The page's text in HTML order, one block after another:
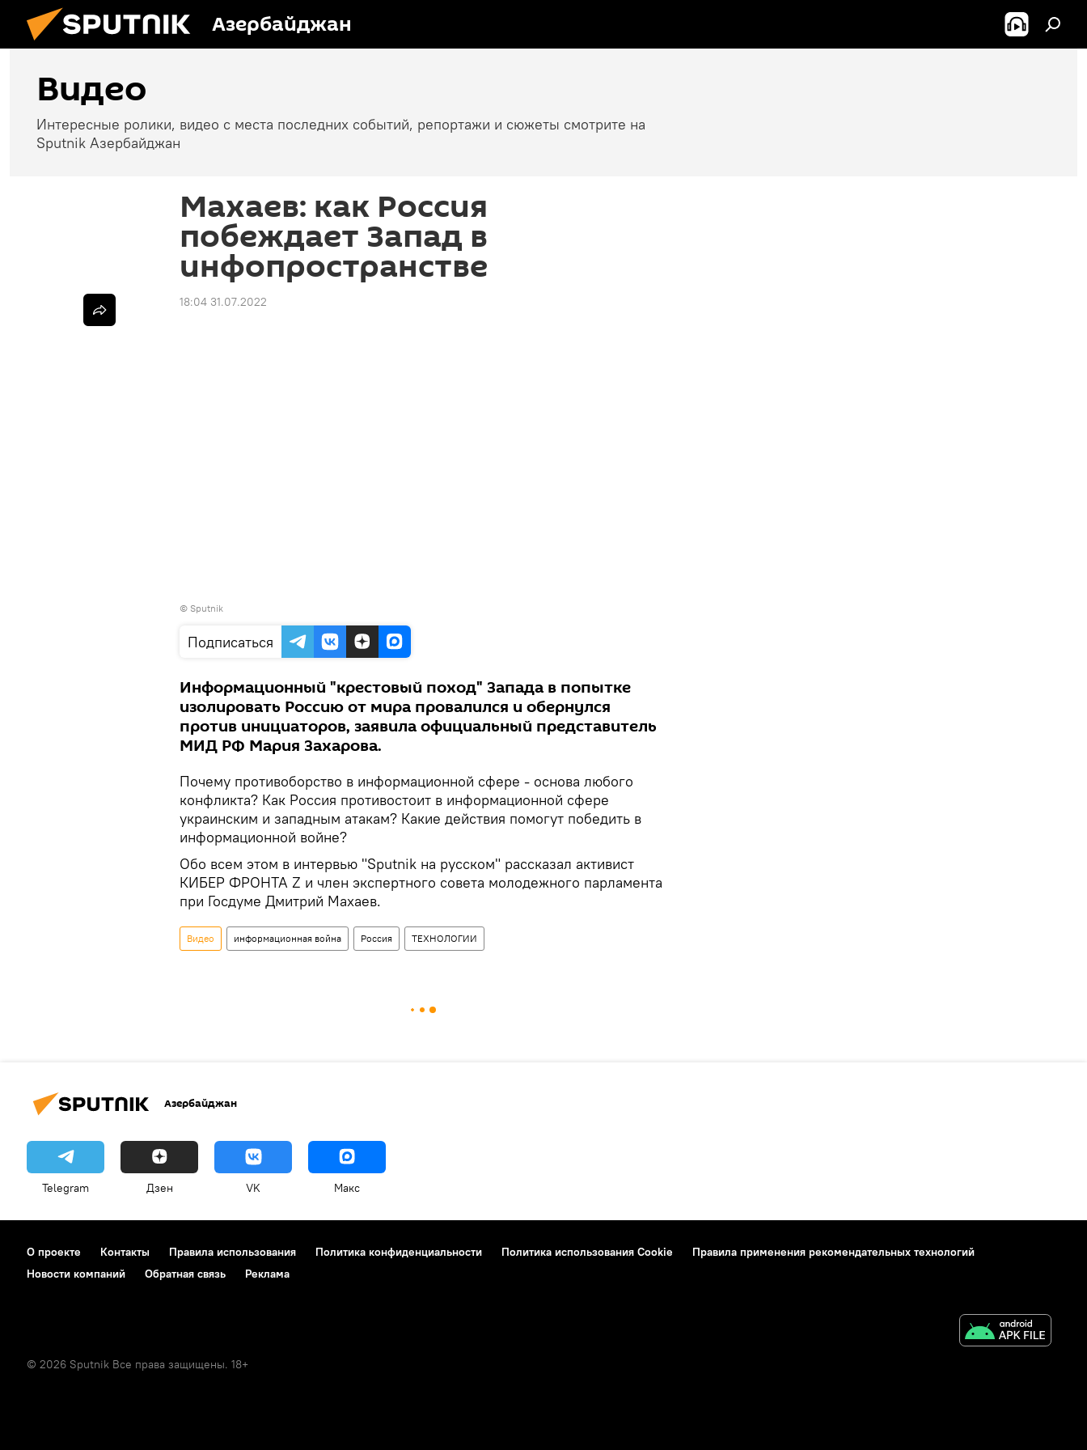
Азербайджан
Видео
Интересные ролики, видео с места последних событий, репортажи и сюжеты смотрите на
Sputnik Азербайджан
Махаев: как Россия
побеждает Запад в
инфопространстве
18:04 31.07.2022
© Sputnik
Подписаться
Информационный "крестовый поход" Запада в попытке
изолировать Россию от мира провалился и обернулся
против инициаторов, заявила официальный представитель
МИД РФ Мария Захарова.
Почему противоборство в информационной сфере - основа любого
конфликта? Как Россия противостоит в информационной сфере
украинским и западным атакам? Какие действия помогут победить в
информационной войне?
Обо всем этом в интервью "Sputnik на русском" рассказал активист
КИБЕР ФРОНТА Z и член экспертного совета молодежного парламента
при Госдуме Дмитрий Махаев.
Видео информационная война Россия ТЕХНОЛОГИИ
Азербайджан
Telegram Дзен VK Макс
О проекте Контакты Правила использования Политика конфиденциальности Политика использования Cookie
Правила применения рекомендательных технологий
Новости компаний
Обратная связь Реклама
© 2026 Sputnik Все права защищены. 18+